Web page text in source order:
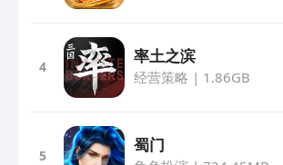
4
率土之滨
经营策略 | 1.86GB
5
蜀门